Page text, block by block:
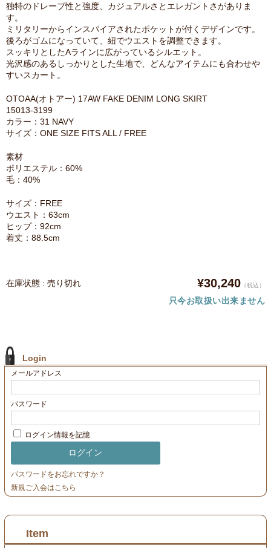
独特のドレープ性と強度、カジュアルさとエレガントさがありま
す。
ミリタリーからインスパイアされたポケットが付くデザインです。
後ろがゴムになっていて、紐でウエストを調整できます。
スッキリとしたAラインに広がっているシルエット。
光沢感のあるしっかりとした生地で、どんなアイテムにも合わせや
すいスカート。
OTOAA(オトアー) 17AW FAKE DENIM LONG SKIRT
15013-3199
カラー：31 NAVY
サイズ：ONE SIZE FITS ALL / FREE
素材
ポリエステル：60%
毛：40%
サイズ：FREE
ウエスト：63cm
ヒップ：92cm
着丈：88.5cm
在庫状態 : 売り切れ ¥30,240 （税込）
只今お取扱い出来ません
Login
メールアドレス
パスワード
ログイン情報を記憶
パスワードをお忘れですか？
新規ご入会はこちら
Item